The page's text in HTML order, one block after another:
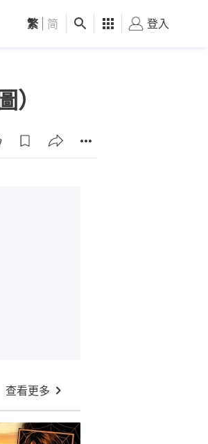
觀點 健康 好食玩飛
繁 简 登入
查看更多